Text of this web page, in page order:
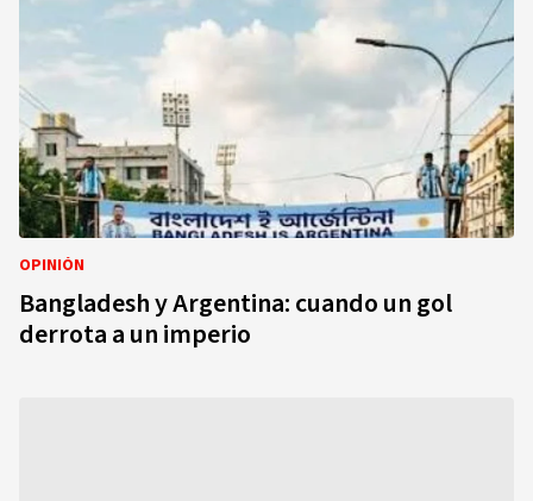
OPINIÓN
Bangladesh y Argentina: cuando un gol
derrota a un imperio